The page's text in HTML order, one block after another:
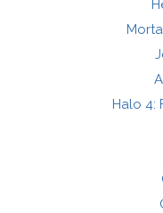
Halo 4: